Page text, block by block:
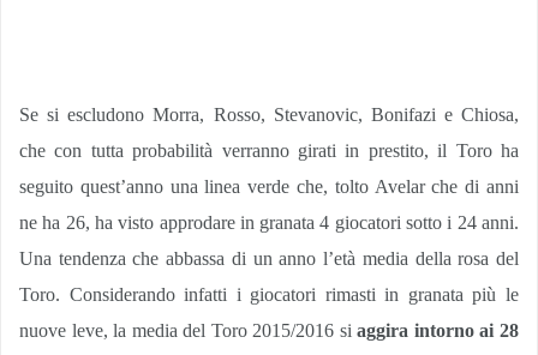
Se si escludono Morra, Rosso, Stevanovic, Bonifazi e Chiosa,
che con tutta probabilità verranno girati in prestito, il Toro ha
seguito quest’anno una linea verde che, tolto Avelar che di anni
ne ha 26, ha visto approdare in granata 4 giocatori sotto i 24 anni.
Una tendenza che abbassa di un anno l’età media della rosa del
Toro. Considerando infatti i giocatori rimasti in granata più le
nuove leve, la media del Toro 2015/2016 siaggira intorno ai 28